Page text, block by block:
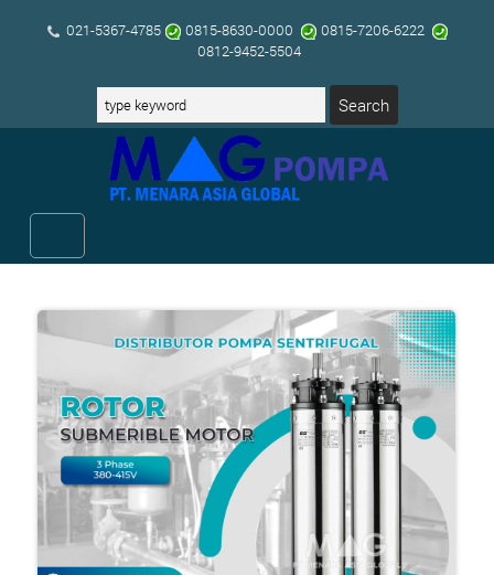
021-5367-4785 0815-8630-0000
0815-7206-6222
0812-9452-5504